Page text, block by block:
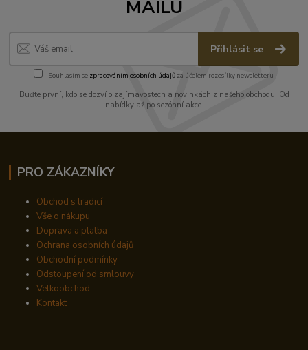
MAILU
Přihlásit se
Souhlasím se zpracováním osobních údajůza účelem rozesílky newsletteru.
Buďte první, kdo se dozví o zajímavostech a novinkách z našeho obchodu. Od
nabídky až po sezónní akce.
PRO ZÁKAZNÍKY
Obchod s tradicí
Vše o nákupu
Doprava a platba
Ochrana osobních údajů
Obchodní podmínky
Odstoupení od smlouvy
Velkoobchod
Kontakt